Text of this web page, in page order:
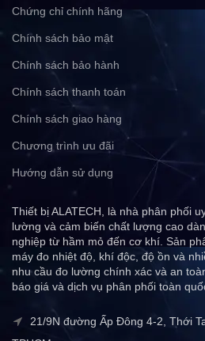
Chứng chỉ chính hãng
Chính sách bảo mật
Chính sách bảo hành
Chính sách thanh toán
Chính sách giao hàng
Chương trình ưu đãi
Hướng dẫn sử dụng
Thiết bị ALATECH, là nhà phân phối
lường và cảm biến chất lượng cao
nghiệp từ hầm mỏ đến cơ khí. Sản
máy đo nhiệt độ, khí độc, độ ồn và
nhu cầu đo lường chính xác và an
báo giá và dịch vụ phân phối toàn
21/9N đường Ấp Đông 4-2, Thới